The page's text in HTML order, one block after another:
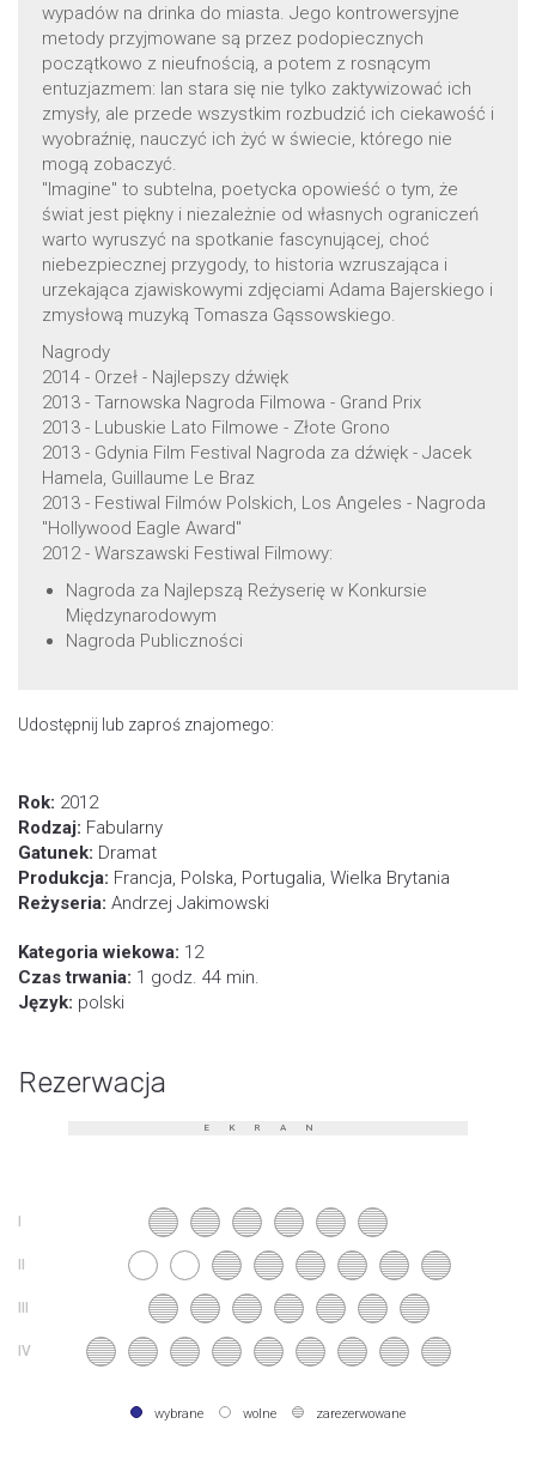
wypadów na drinka do miasta. Jego kontrowersyjne
metody przyjmowane są przez podopiecznych
początkowo z nieufnością, a potem z rosnącym
entuzjazmem: Ian stara się nie tylko zaktywizować ich
zmysły, ale przede wszystkim rozbudzić ich ciekawość i
wyobraźnię, nauczyć ich żyć w świecie, którego nie
mogą zobaczyć.
"Imagine" to subtelna, poetycka opowieść o tym, że
świat jest piękny i niezależnie od własnych ograniczeń
warto wyruszyć na spotkanie fascynującej, choć
niebezpiecznej przygody, to historia wzruszająca i
urzekająca zjawiskowymi zdjęciami Adama Bajerskiego i
zmysłową muzyką Tomasza Gąssowskiego.
Nagrody
2014 - Orzeł - Najlepszy dźwięk
2013 - Tarnowska Nagroda Filmowa - Grand Prix
2013 - Lubuskie Lato Filmowe - Złote Grono
2013 - Gdynia Film Festival Nagroda za dźwięk - Jacek
Hamela, Guillaume Le Braz
2013 - Festiwal Filmów Polskich, Los Angeles - Nagroda
"Hollywood Eagle Award"
2012 - Warszawski Festiwal Filmowy:
Nagroda za Najlepszą Reżyserię w Konkursie
Międzynarodowym
Nagroda Publiczności
Udostępnij lub zaproś znajomego:
Rok: 2012
Rodzaj: Fabularny
Gatunek: Dramat
Produkcja: Francja, Polska, Portugalia, Wielka Brytania
Reżyseria: Andrzej Jakimowski
Kategoria wiekowa: 12
Czas trwania: 1 godz. 44 min.
Język: polski
Rezerwacja
EKRAN
wybrane wolne zarezerwowane